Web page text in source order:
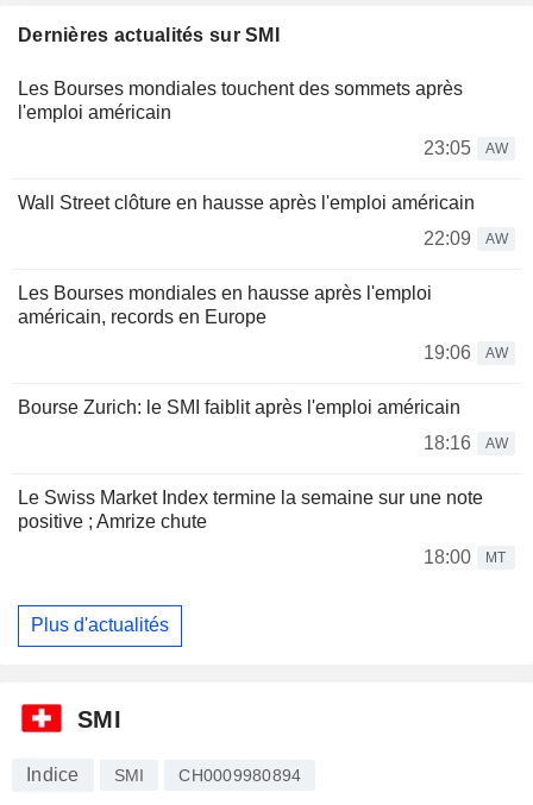
Dernières actualités sur SMI
Les Bourses mondiales touchent des sommets après
l'emploi américain
23:05
AW
Wall Street clôture en hausse après l'emploi américain
22:09
AW
Les Bourses mondiales en hausse après l'emploi
américain, records en Europe
19:06
AW
Bourse Zurich: le SMI faiblit après l'emploi américain
18:16
AW
Le Swiss Market Index termine la semaine sur une note
positive ; Amrize chute
18:00
MT
Plus d'actualités
SMI
Indice SMI CH0009980894